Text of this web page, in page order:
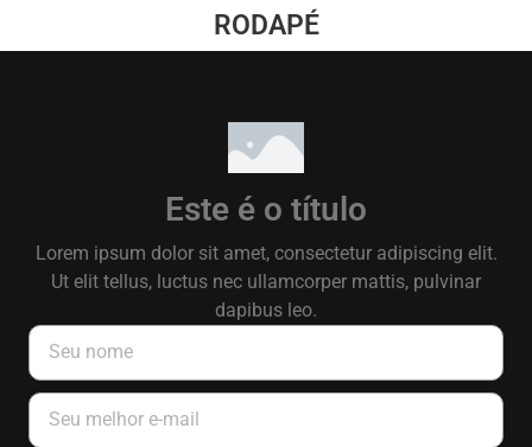
RODAPÉ
Este é o título
Lorem ipsum dolor sit amet, consectetur adipiscing elit.
Ut elit tellus, luctus nec ullamcorper mattis, pulvinar
dapibus leo.